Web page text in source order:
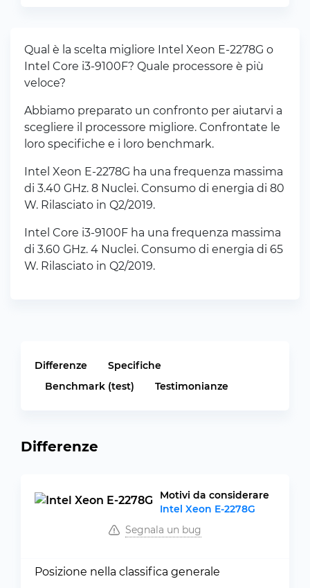
Qual è la scelta migliore Intel Xeon E-2278G o
Intel Core i3-9100F? Quale processore è più
veloce?
Abbiamo preparato un confronto per aiutarvi a
scegliere il processore migliore. Confrontate le
loro specifiche e i loro benchmark.
Intel Xeon E-2278G ha una frequenza massima
di 3.40 GHz. 8 Nuclei. Consumo di energia di 80
W. Rilasciato in Q2/2019.
Intel Core i3-9100F ha una frequenza massima
di 3.60 GHz. 4 Nuclei. Consumo di energia di 65
W. Rilasciato in Q2/2019.
Differenze
Specifiche
Benchmark (test)
Testimonianze
Differenze
Motivi da considerare
Intel Xeon E-2278G
Segnala un bug
Posizione nella classifica generale